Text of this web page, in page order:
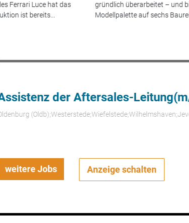
Ferrari Luce hat das
ist bereits...
gründlich überarbeitet – und
Modellpalette auf sechs
der Aftersales-
weitere Jobs Anzeige schalten